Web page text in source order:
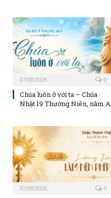
07/08/2026 0
Chúa luôn ở với ta – Chúa
Nhật 19 Thường Niên, năm A
07/08/2026 0